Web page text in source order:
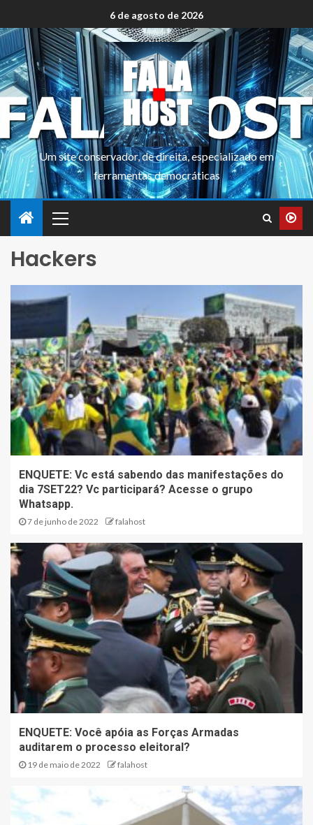
6 de agosto de 2026
Um site conservador, de direita, especializado em
ferramentas democráticas
Hackers
ENQUETE: Vc está sabendo das manifestações do
dia 7SET22? Vc participará? Acesse o grupo
Whatsapp.
7 de junho de 2022 falahost
ENQUETE: Você apóia as Forças Armadas
auditarem o processo eleitoral?
19 de maio de 2022 falahost